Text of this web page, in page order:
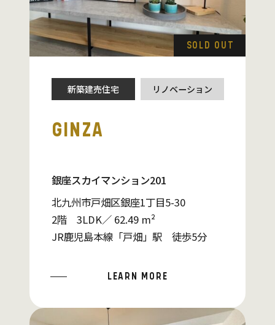
SOLD OUT
新築建売住宅 リノベーション
GINZA
銀座スカイマンション201
北九州市戸畑区銀座1丁目5-30
2階 3LDK／ 62.49 m²
JR鹿児島本線「戸畑」駅 徒歩5分
LEARN MORE